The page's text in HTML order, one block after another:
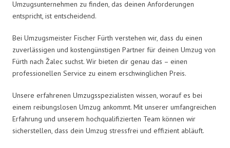
Umzugsunternehmen zu finden, das deinen Anforderungen
entspricht, ist entscheidend.
Bei Umzugsmeister Fischer Fürth verstehen wir, dass du einen
zuverlässigen und kostengünstigen Partner für deinen Umzug von
Fürth nach Žalec suchst. Wir bieten dir genau das – einen
professionellen Service zu einem erschwinglichen Preis.
Unsere erfahrenen Umzugsspezialisten wissen, worauf es bei
einem reibungslosen Umzug ankommt. Mit unserer umfangreichen
Erfahrung und unserem hochqualifizierten Team können wir
sicherstellen, dass dein Umzug stressfrei und effizient abläuft.